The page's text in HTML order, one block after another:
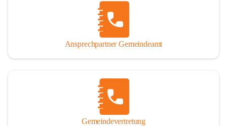
Ansprechpartner Gemeindeamt
Gemeindevertretung